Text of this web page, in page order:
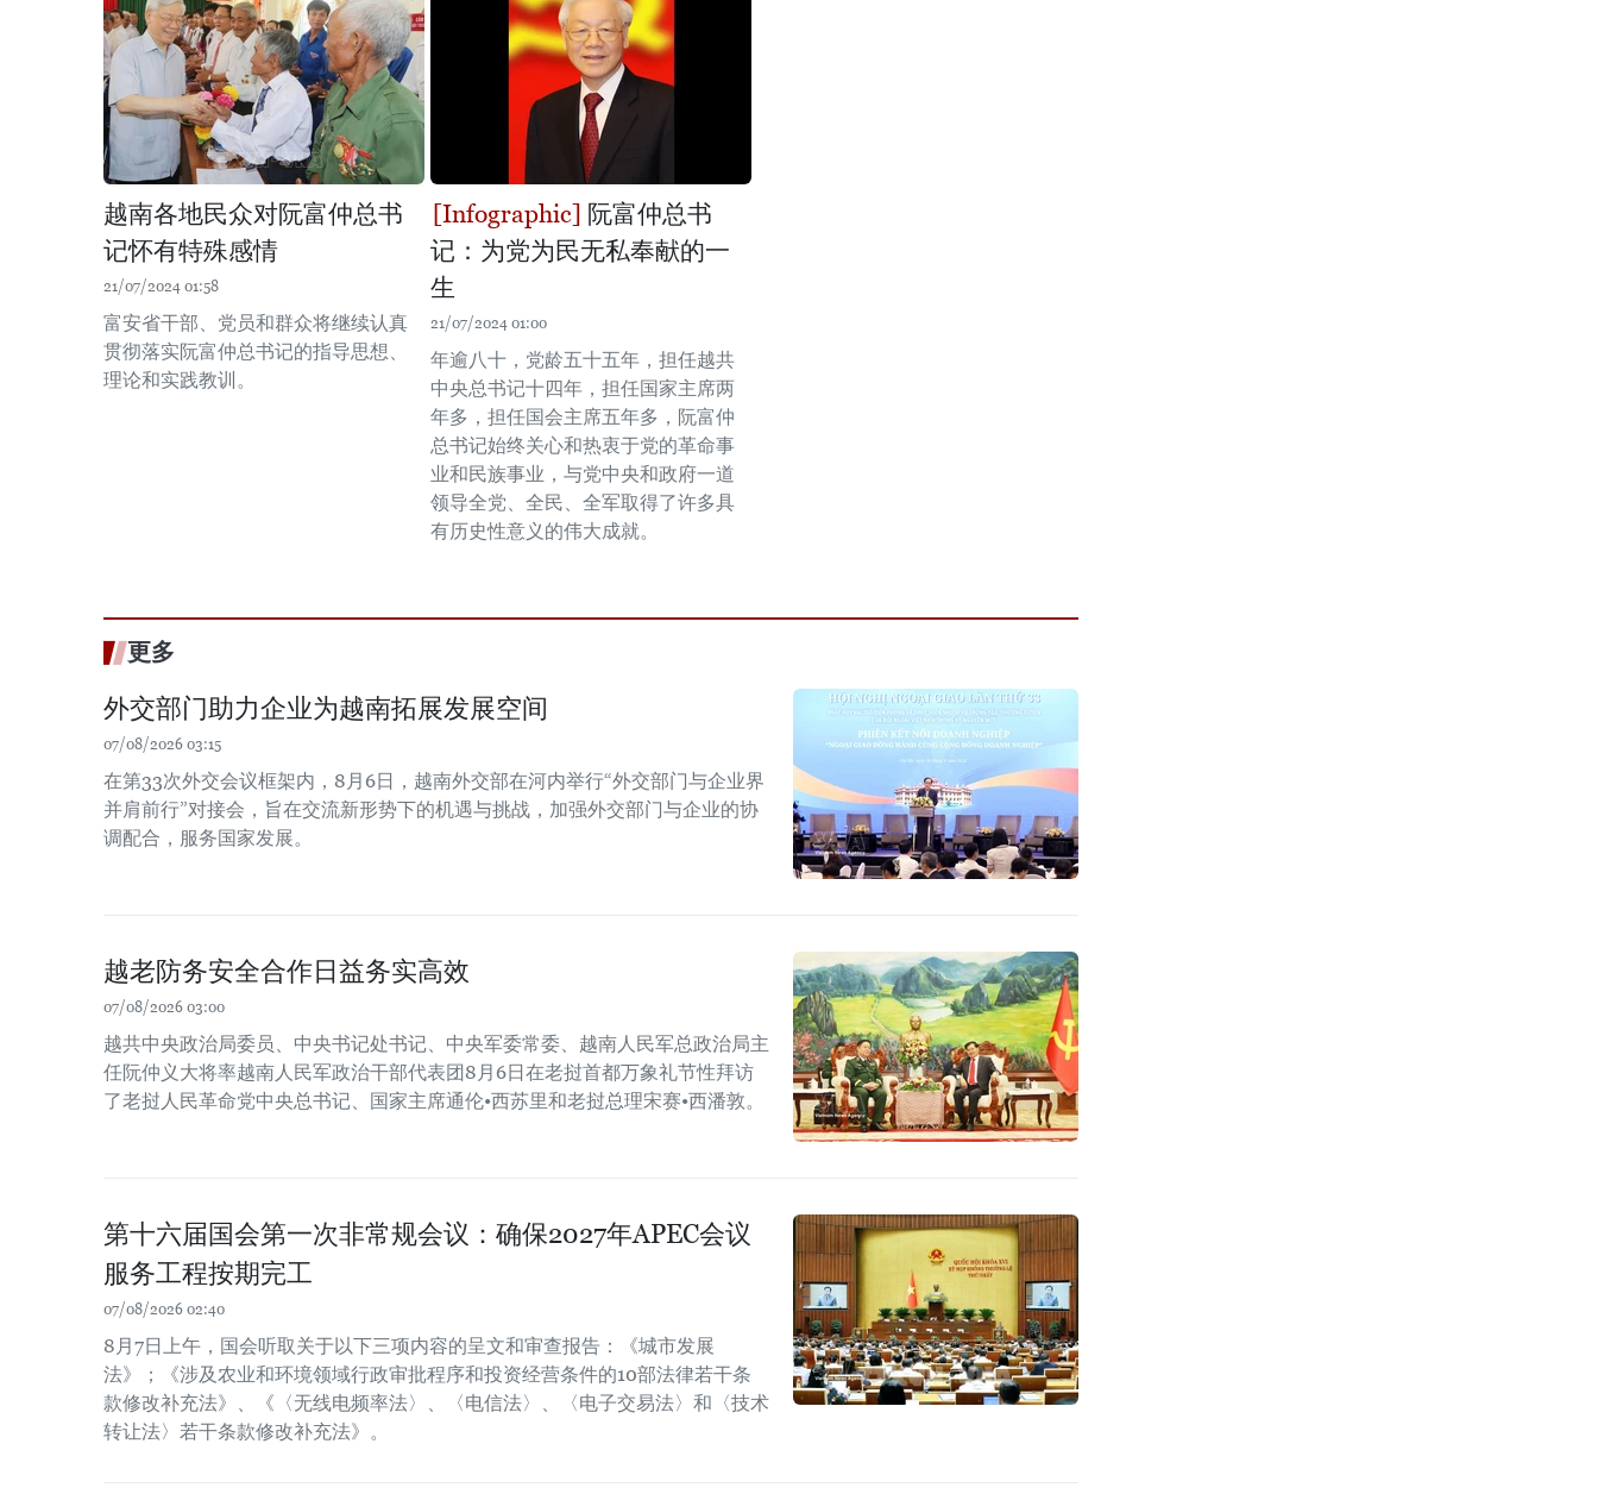
越南各地民众对阮富仲总书
记怀有特殊感情
21/07/2024 01:58
富安省干部、党员和群众将继续认真
贯彻落实阮富仲总书记的指导思想、
理论和实践教训。
阮富仲总书
记：为党为民无私奉献的一
生
21/07/2024 01:00
年逾八十，党龄五十五年，担任越共
中央总书记十四年，担任国家主席两
年多，担任国会主席五年多，阮富仲
总书记始终关心和热衷于党的革命事
业和民族事业，与党中央和政府一道
领导全党、全民、全军取得了许多具
有历史性意义的伟大成就。
更多
外交部门助力企业为越南拓展发展空间
07/08/2026 03:15
在第33次外交会议框架内，8月6日，越南外交部在河内举行“外交部门与企业界
并肩前行”对接会，旨在交流新形势下的机遇与挑战，加强外交部门与企业的协
调配合，服务国家发展。
越老防务安全合作日益务实高效
07/08/2026 03:00
越共中央政治局委员、中央书记处书记、中央军委常委、越南人民军总政治局主
任阮仲义大将率越南人民军政治干部代表团8月6日在老挝首都万象礼节性拜访
了老挝人民革命党中央总书记、国家主席通伦•西苏里和老挝总理宋赛•西潘敦。
第十六届国会第一次非常规会议：确保2027年APEC会议
服务工程按期完工
07/08/2026 02:40
8月7日上午，国会听取关于以下三项内容的呈文和审查报告：《城市发展
法》；《涉及农业和环境领域行政审批程序和投资经营条件的10部法律若干条
款修改补充法》、《〈无线电频率法〉、〈电信法〉、〈电子交易法〉和〈技术
转让法〉若干条款修改补充法》。